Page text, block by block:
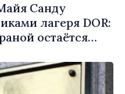
Санду
лагеря DOR:
остаётся